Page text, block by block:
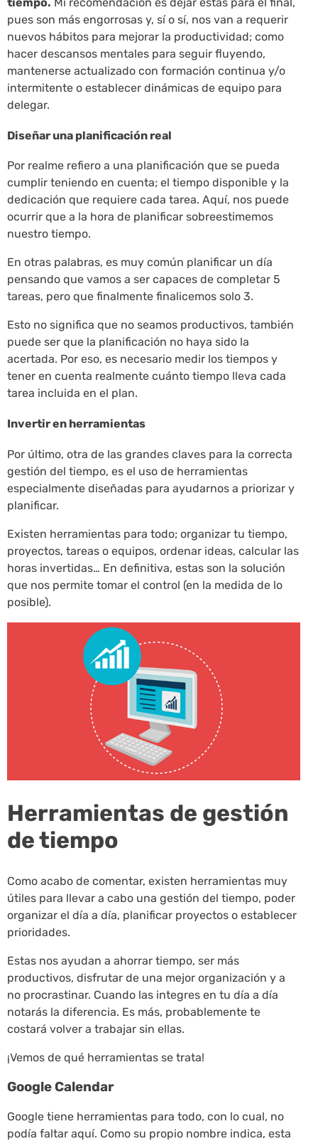
pues son más engorrosas y, sí o sí, nos van a requerir
nuevos hábitos para mejorar la productividad; como
hacer descansos mentales para seguir fluyendo,
mantenerse actualizado con formación continua y/o
intermitente o establecer dinámicas de equipo para
delegar.
Diseñar una planificación real
Por realme refiero a una planificación que se pueda
cumplir teniendo en cuenta; el tiempo disponible y la
dedicación que requiere cada tarea. Aquí, nos puede
ocurrir que a la hora de planificar sobreestimemos
nuestro tiempo.
En otras palabras, es muy común planificar un día
pensando que vamos a ser capaces de completar 5
tareas, pero que finalmente finalicemos solo 3.
Esto no significa que no seamos productivos, también
puede ser que la planificación no haya sido la
acertada. Por eso, es necesario medir los tiempos y
tener en cuenta realmente cuánto tiempo lleva cada
tarea incluida en el plan.
Invertir en herramientas
Por último, otra de las grandes claves para la correcta
gestión del tiempo, es el uso de herramientas
especialmente diseñadas para ayudarnos a priorizar y
planificar.
Existen herramientas para todo; organizar tu tiempo,
proyectos, tareas o equipos, ordenar ideas, calcular las
horas invertidas… En definitiva, estas son la solución
que nos permite tomar el control (en la medida de lo
posible).
Herramientas de gestión
de tiempo
Como acabo de comentar, existen herramientas muy
útiles para llevar a cabo una gestión del tiempo, poder
organizar el día a día, planificar proyectos o establecer
prioridades.
Estas nos ayudan a ahorrar tiempo, ser más
productivos, disfrutar de una mejor organización y a
no procrastinar. Cuando las integres en tu día a día
notarás la diferencia. Es más, probablemente te
costará volver a trabajar sin ellas.
¡Vemos de qué herramientas se trata!
Google Calendar
Google tiene herramientas para todo, con lo cual, no
podía faltar aquí. Como su propio nombre indica, esta